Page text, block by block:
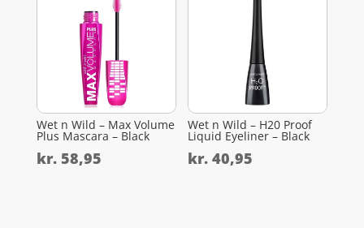
Wet n Wild – Max Volume
Plus Mascara – Black
kr.58,95
Wet n Wild – H20 Proof
Liquid Eyeliner – Black
kr. 40,95